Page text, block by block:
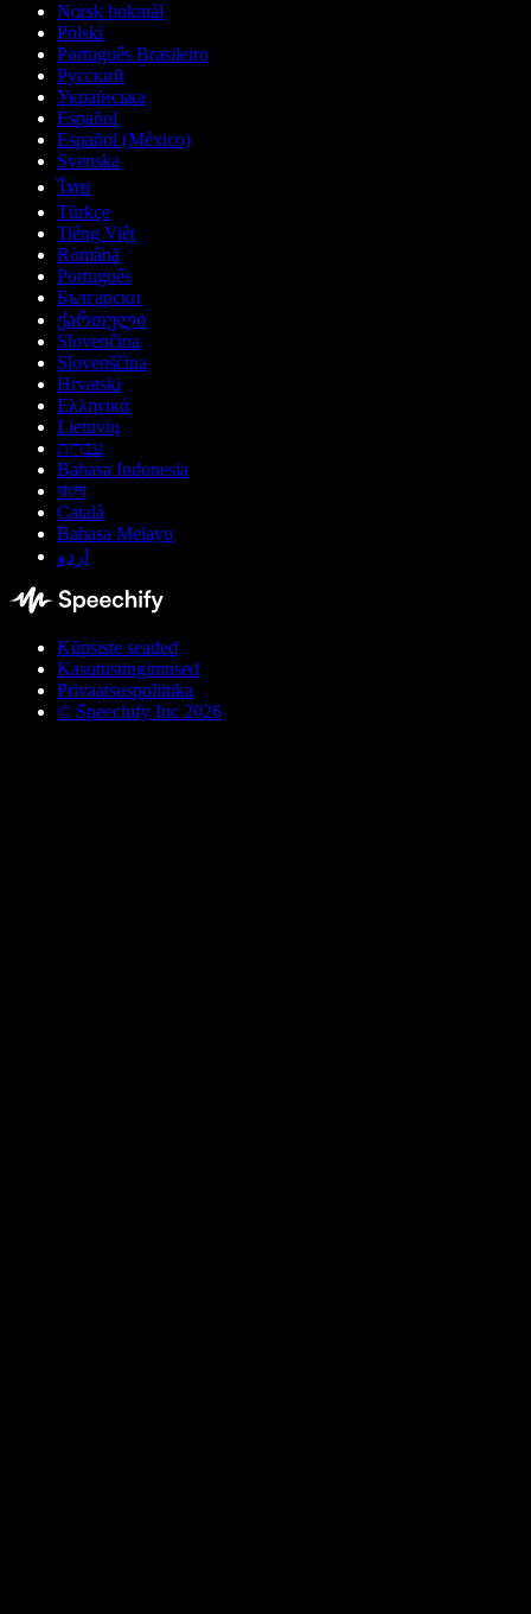
Norsk bokmål
Polski
Português Brasileiro
Русский
Українська
Español
Español (México)
Svenska
ไทย
Türkçe
Tiếng Việt
Română
Português
Български
ქართული
Slovenčina
Slovenščina
Hrvatski
Ελληνικά
Lietuvių
עברית
Bahasa Indonesia
বাংলা
Català
Bahasa Melayu
اردو
Küpsiste seaded
Kasutustingimused
Privaatsuspoliitika
© Speechify Inc 2026